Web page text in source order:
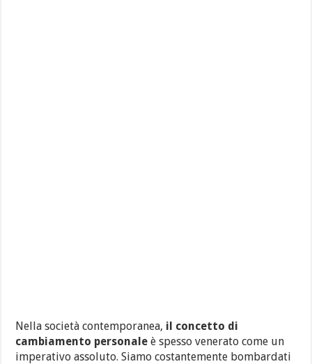
Nella società contemporanea, il concetto di
cambiamento personale è spesso venerato come un
imperativo assoluto. Siamo costantemente bombardati